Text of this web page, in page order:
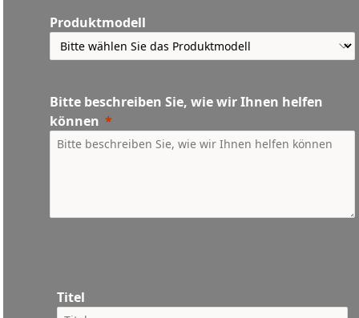
Produktmodell
Bitte beschreiben Sie, wie wir Ihnen helfen
können
Titel